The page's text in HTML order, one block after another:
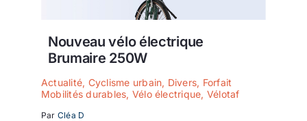
Nouveau vélo électrique
Brumaire 250W
Actualité, Cyclisme urbain, Divers, Forfait
Mobilités durables, Vélo électrique, Vélotaf
Par Cléa D